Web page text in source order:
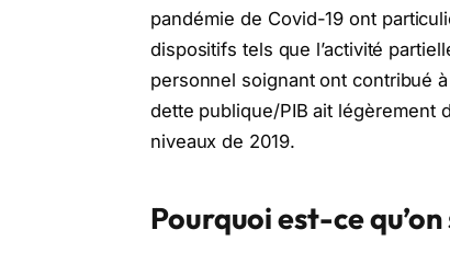
pandémie de Covid-19 ont
dispositifs tels que l’activité
personnel soignant ont contribué
dette publique/PIB ait légèrement
niveaux de 2019.
Pourquoi est-ce